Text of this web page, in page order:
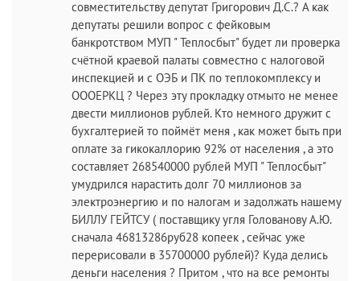
совместительству депутат Григорович Д.С.? А как
депутаты решили вопрос с фейковым
банкротством МУП " Теплосбыт" будет ли проверка
счётной краевой палаты совместно с налоговой
инспекцией и с ОЭБ и ПК по теплокомплексу и
ОООЕРКЦ ? Через эту прокладку отмыто не менее
двести миллионов рублей. Кто немного дружит с
бухгалтерией то поймёт меня , как может быть при
оплате за гикокаллорию 92% от населения , а это
составляет 268540000 рублей МУП " Теплосбыт"
умудрился нарастить долг 70 миллионов за
электроэнергию и по налогам и задолжать нашему
БИЛЛУ ГЕЙТСУ ( поставщику угля Голованову А.Ю.
сначала 46813286руб28 копеек , сейчас уже
перерисовали в 35700000 рублей)? Куда делись
деньги населения ? Притом , что на все ремонты